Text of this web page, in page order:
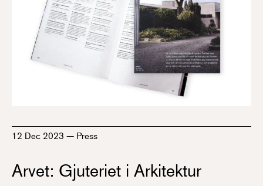
12 Dec 2023 — Press
Arvet: Gjuteriet i Arkitektur